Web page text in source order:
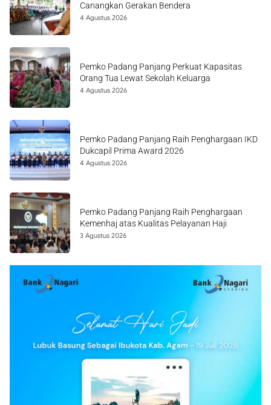
Canangkan Gerakan Bendera
4 Agustus 2026
Pemko Padang Panjang Perkuat Kapasitas
Orang Tua Lewat Sekolah Keluarga
4 Agustus 2026
Pemko Padang Panjang Raih Penghargaan IKD
Dukcapil Prima Award 2026
4 Agustus 2026
Pemko Padang Panjang Raih Penghargaan
Kemenhaj atas Kualitas Pelayanan Haji
3 Agustus 2026